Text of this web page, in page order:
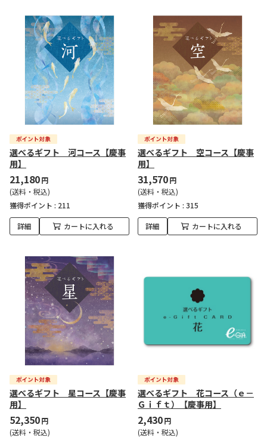
選べるギフト 河コース【慶事
用】
21,180円
(送料・税込)
獲得ポイント : 211
詳細 カートに入れる
選べるギフト 空コース【慶事
用】
31,570円
(送料・税込)
獲得ポイント : 315
詳細 カートに入れる
選べるギフト 星コース【慶事
用】
52,350円
(送料・税込)
選べるギフト 花コース（ｅ－
Ｇｉｆｔ）【慶事用】
2,430円
(送料・税込)